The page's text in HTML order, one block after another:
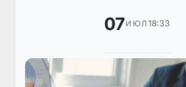
07ИЮЛ 18:33